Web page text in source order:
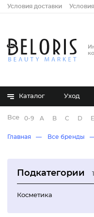
Условия доставки
Каталог Уход
Все бренды
0-9 A B C D E
Главная Все бренды
Подкатегории 1
Косметика